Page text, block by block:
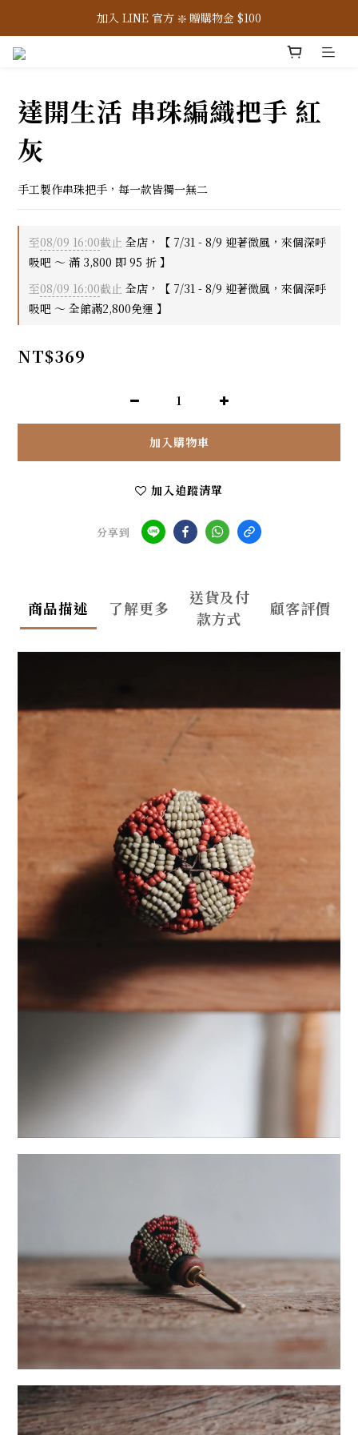
7/31-8/9 ☀️ 全館滿 2,800 免運，滿 3,800 即 95 折
加入 LINE 官方 ❇️ 贈購物金 $100
達開生活 串珠編織把手 紅
灰
手工製作串珠把手，每一款皆獨一無二
至08/09 16:00截止 全店，【 7/31 - 8/9 迎著微風，來個深呼
吸吧 ～ 滿 3,800 即 95 折 】
至08/09 16:00截止 全店，【 7/31 - 8/9 迎著微風，來個深呼
吸吧 ～ 全館滿2,800免運 】
NT$369
加入購物車
加入追蹤清單
分享到
商品描述 了解更多
送貨及付
款方式
顧客評價